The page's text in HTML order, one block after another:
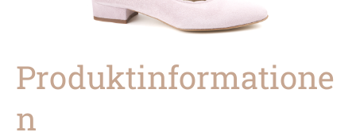
Produktinformatione
n